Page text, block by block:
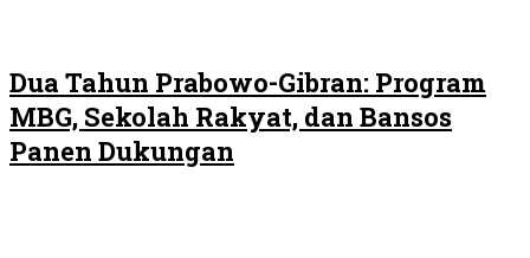
Dua Tahun Prabowo-Gibran: Program
MBG, Sekolah Rakyat, dan Bansos
Panen Dukungan